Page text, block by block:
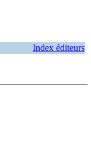
Index éditeurs